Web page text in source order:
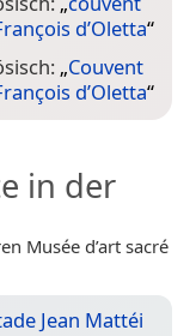
d’Oletta“
„Couvent
d’Oletta“
in der
Musée d’art sacré
Jean Mattéi